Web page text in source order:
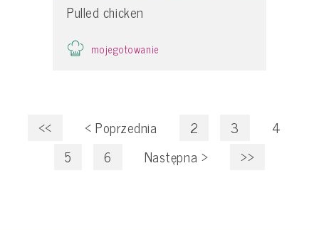
Pulled chicken
mojegotowanie
<< < Poprzednia 2 3
4
5
6 Następna > >>